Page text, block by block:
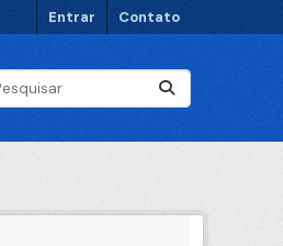
Entrar Contato